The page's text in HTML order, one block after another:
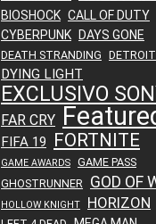
BIOSHOCK CALL OF DUTY
CYBERPUNK DAYS GONE
DEATH STRANDING DETROIT
DYING LIGHT
EXCLUSIVO
FAR CRY
FIFA 19 FORTNITE
GAME AWARDS
GAME PASS
GHOSTRUNNER GOD OF
HOLLOW KNIGHT HORIZON